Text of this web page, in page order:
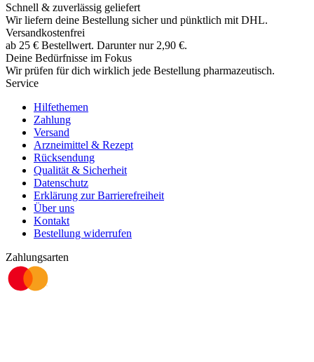
Schnell & zuverlässig geliefert
Wir liefern deine Bestellung sicher und pünktlich mit DHL.
Versandkostenfrei
ab 25 € Bestellwert. Darunter nur 2,90 €.
Deine Bedürfnisse im Fokus
Wir prüfen für dich wirklich jede Bestellung pharmazeutisch.
Service
Hilfethemen
Zahlung
Versand
Arzneimittel & Rezept
Rücksendung
Qualität & Sicherheit
Datenschutz
Erklärung zur Barrierefreiheit
Über uns
Kontakt
Bestellung widerrufen
Zahlungsarten